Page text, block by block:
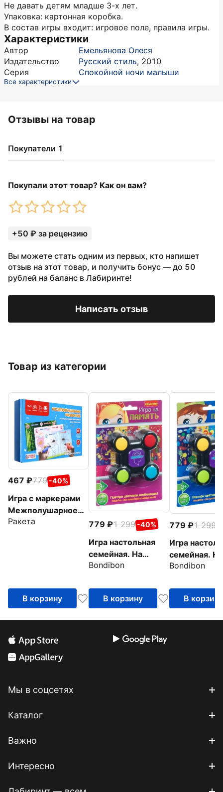
Не давать детям младше 3-х лет.
Упаковка: картонная коробка.
В состав игры входит: игровое поле, правила игры.
Характеристики
Автор
Емельянова Олеся
Издательство
Русский стиль, 2010
Серия
Спокойной ночи малыши
Все характеристики
Отзывы на товар
Покупали этот товар? Как он вам?
+50 ₽ за рецензию
Вы можете стать одним из первых, кто напишет
отзыв на этот товар, и получить бонус — до 50
рублей на баланс в Лабиринте!
Написать отзыв
Покупатели 1
Товар из категории
467 779 -40%
Игра с маркерами
Межполушарное
развитие №1
Ракета
В корзину
779 1 299 -40%
Игра настольная
семейная. На
память
Bondibon
В корзину
779 1 299
Игра
семейная. На
память
Bondibon
В корзину
Мы в соцсетях
Каталог
Важно
Интересно